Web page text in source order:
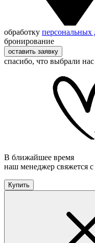
обработку персональных
бронирование
оставить заявку
спасибо, что выбрали нас
В ближайшее время
наш менеджер свяжется
Купить